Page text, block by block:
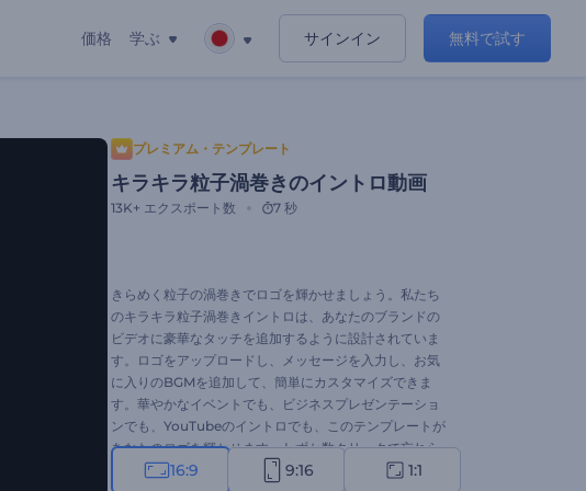
価格 学ぶ サインイン 無料で試す
プレミアム・テンプレート
キラキラ粒子渦巻きのイントロ動画
13K+ エクスポート数 7 秒
きらめく粒子の渦巻きでロゴを輝かせましょう。私たち
のキラキラ粒子渦巻きイントロは、あなたのブランドの
ビデオに豪華なタッチを追加するように設計されていま
す。ロゴをアップロードし、メッセージを入力し、お気
に入りのBGMを追加して、簡単にカスタマイズできま
す。華やかなイベントでも、ビジネスプレゼンテーショ
ンでも、YouTubeのイントロでも、このテンプレートが
あなたのロゴを輝かせます。わずか数クリックで忘れら
れないイントロを作りましょう！
16:9 9:16 1:1